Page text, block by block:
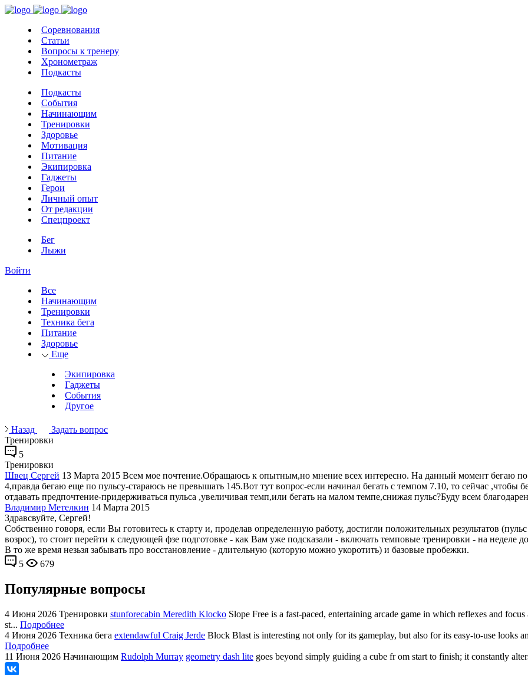
Соревнования
Статьи
Вопросы к тренеру
Хронометраж
Подкасты
Подкасты
События
Начинающим
Тренировки
Здоровье
Мотивация
Питание
Экипировка
Гаджеты
Герои
Личный опыт
От редакции
Спецпроект
Бег
Лыжи
Войти
Все
Начинающим
Тренировки
Техника бега
Питание
Здоровье
Еще
Экипировка
Гаджеты
События
Другое
Назад
Задать вопрос
Тренировки
5
Тренировки
Швец Сергей 13 Марта 2015 Всем мое почтение.Обращаюсь к опытным,но мнение всех интересно. На данный момент бегаю
4,правда бегаю еще по пульсу-стараюсь не превышать 145.Вот тут вопрос-если начинал бегать с темпом 7.10, то сейчас ,чтобы
отдавать предпочтение-придерживаться пульса ,увеличивая темп,или бегать на малом темпе,снижая пульс?Буду всем
Владимир Метелкин 14 Марта 2015
Здравсвуйте, Сергей!
Собственно говоря, если Вы готовитесь к старту и, проделав определенную работу, достигли положительных результатов
возрос), то стоит перейти к следующей фзе подготовке - как Вам уже подсказали - включать темповые тренировки - на неделе
В то же время незьзя забывать про восстановление - длительную (которую можно укоротить) и базовые пробежки.
5
679
Популярные вопросы
4 Июня 2026 Тренировки stunforecabin Meredith Klocko Slope Free is a fast-paced, entertaining arcade game in which reflexes and
st... Подробнее
4 Июня 2026 Техника бега extendawful Craig Jerde Block Blast is interesting not only for its gameplay, but also for its easy-to-use looks
Подробнее
11 Июня 2026 Начинающим Rudolph Murray geometry dash lite goes beyond simply guiding a cube fr om start to finish; it constantly